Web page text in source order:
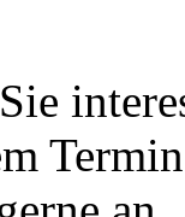
Sie